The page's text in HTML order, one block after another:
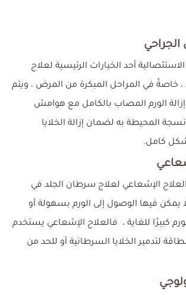
الاستئصالية أحد الخيارات الرئيسية لعلاج
خاصةً في المراحل المبكرة من المرض ، ويتم
إزالة الورم المصاب بالكامل مع هوامش
المحيطة به لضمان إزالة الخلايا
كامل.
الإشعاعي لعلاج سرطان الجلد في
يمكن فيها الوصول إلى الورم بسهولة أو
كبيرًا للغاية ، فالعلاج الإشعاعي يستخدم
لتدمير الخلايا السرطانية أو للحد من